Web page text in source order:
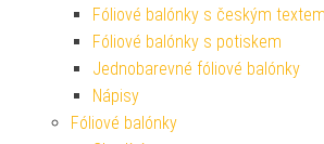
Fóliové balónky s českým textem
Fóliové balónky s potiskem
Jednobarevné fóliové balónky
Nápisy
Fóliové balónky